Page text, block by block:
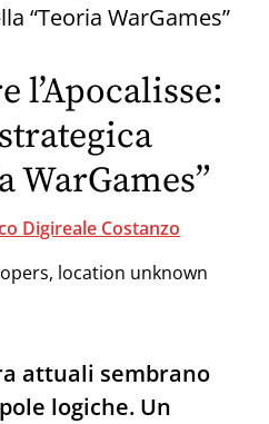
“Teoria WarGames”
l’Apocalisse:
WarGames”
Digireale Costanzo
attuali sembrano
logiche. Un